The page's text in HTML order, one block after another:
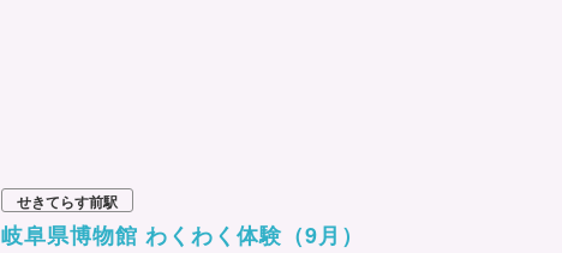
せきてらす前駅
岐阜県博物館 わくわく体験（9月）